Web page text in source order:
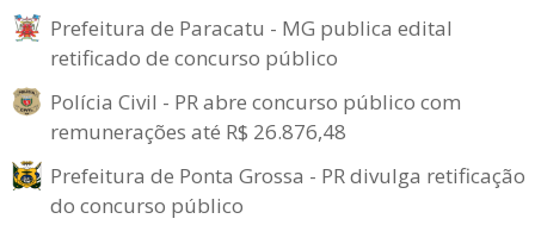
Prefeitura de Paracatu - MG publica edital
retificado de concurso público
Polícia Civil - PR abre concurso público com
remunerações até R$ 26.876,48
Prefeitura de Ponta Grossa - PR divulga retificação
do concurso público